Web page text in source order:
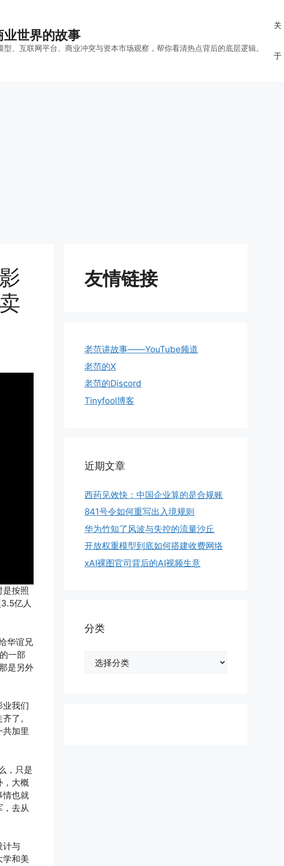
世界的故事
、互联网平台、商业冲突与资本市场观察，帮你看清热点背后的底层逻辑。
关
于
按照
亿人
华谊兄
一部
是另外
业我们
了。
加里
，只是
，大概
情也就
去从
计与
学和美
友情链接
老范讲故事——YouTube频道
老范的X
老范的Discord
Tinyfool博客
近期文章
西药见效快：中国企业算的是合规账
841号令如何重写出入境规则
华为竹知了风波与失控的流量沙丘
开放权重模型到底如何搭建收费网络
xAI裸图官司背后的AI视频生意
分类